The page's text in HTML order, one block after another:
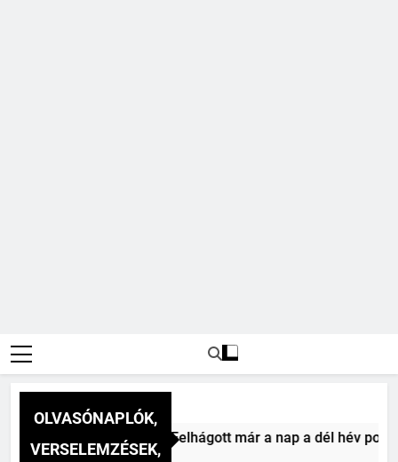
OLVASÓNAPLÓK,
VERSELEMZÉSEK,
Mihály: A dél (Felhágott már a nap a dél hév pontjára,